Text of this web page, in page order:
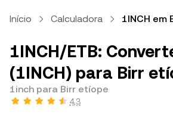
Início Calculadora 1INCH em
1INCH/ETB:
(1INCH) para Birr
1inch para Birr etíope
4,3